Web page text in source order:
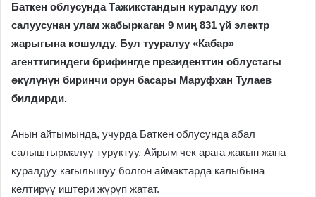
Баткен облусунда Тажикстандын куралдуу кол
салуусунан улам жабыркаган 9 миң 831 үй электр
жарыгына кошулду. Бул тууралуу «Кабар»
агенттигиндеги брифингде президенттин облустагы
өкүлүнүн биринчи орун басары Маруфхан Тулаев
билдирди.
Анын айтымында, учурда Баткен облусунда абал
салыштырмалуу туруктуу. Айрым чек арага жакын жана
куралдуу кагылышуу болгон аймактарда калыбына
келтирүү иштери жүрүп жатат.